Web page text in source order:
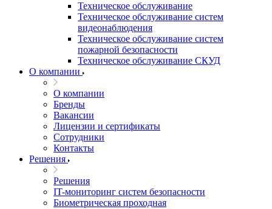
Техническое обслуживание
Техническое обслуживание систем
видеонаблюдения
Техническое обслуживание систем
пожарной безопасности
Техническое обслуживание СКУД
О компании
О компании
Бренды
Вакансии
Лицензии и сертификаты
Сотрудники
Контакты
Решения
Решения
IT-мониторинг систем безопасности
Биометрическая проходная